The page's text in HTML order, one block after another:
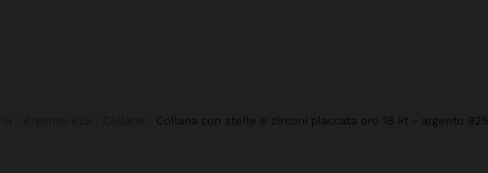
collana con stelle e zirconi placcata oro 18 kt - argento 925